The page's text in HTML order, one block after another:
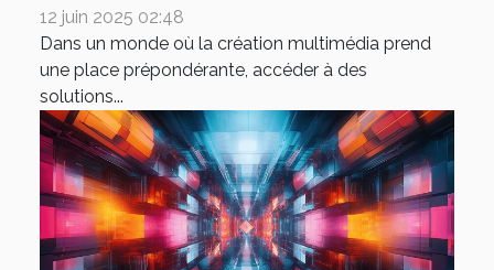
12 juin 2025 02:48
Dans un monde où la création multimédia prend
une place prépondérante, accéder à des
solutions...